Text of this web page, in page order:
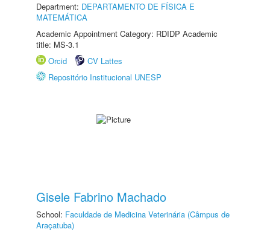
Department: DEPARTAMENTO DE FÍSICA E
MATEMÁTICA
Academic Appointment Category: RDIDP Academic
title: MS-3.1
Orcid
CV Lattes
Repositório Institucional UNESP
Gisele Fabrino Machado
School: Faculdade de Medicina Veterinária (Câmpus de
Araçatuba)